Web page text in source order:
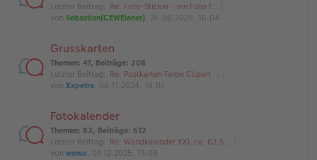
Letzter Beitrag: Re: Foto-Sticker - ein Foto f…
von Sebastian(CEWEianer), 26.08.2025, 16:04
Grusskarten
Themen: 47, Beiträge: 208
Letzter Beitrag: Re: Postkarten Farbe Clipart …
von Xxpetra, 08.11.2024, 19:07
Fotokalender
Themen: 83, Beiträge: 612
Letzter Beitrag: Re: Wandkalender XXL ca. 62,5…
von wowo, 03.12.2025, 13:09